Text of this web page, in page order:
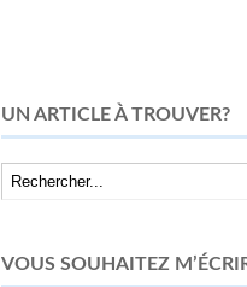
UN ARTICLE À TROUVER?
VOUS SOUHAITEZ